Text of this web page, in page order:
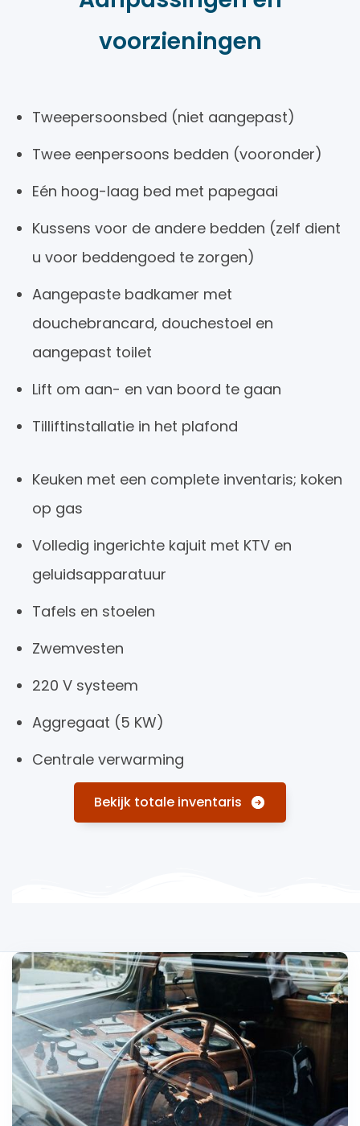
voorzieningen
Tweepersoonsbed (niet aangepast)
Twee eenpersoons bedden (vooronder)
Eén hoog-laag bed met papegaai
Kussens voor de andere bedden (zelf dient
u voor beddengoed te zorgen)
Aangepaste badkamer met
douchebrancard, douchestoel en
aangepast toilet
Lift om aan- en van boord te gaan
Tilliftinstallatie in het plafond
Keuken met een complete inventaris; koken
op gas
Volledig ingerichte kajuit met KTV en
geluidsapparatuur
Tafels en stoelen
Zwemvesten
220 V systeem
Aggregaat (5 KW)
Centrale verwarming
Bekijk totale inventaris